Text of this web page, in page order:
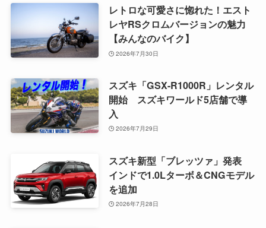
レトロな可愛さに惚れた！エスト
レヤRSクロムバージョンの魅力
【みんなのバイク】
2026年7月30日
スズキ「GSX-R1000R」レンタル
開始 スズキワールド5店舗で導
入
2026年7月29日
スズキ新型「ブレッツァ」発表
インドで1.0Lターボ＆CNGモデル
を追加
2026年7月28日